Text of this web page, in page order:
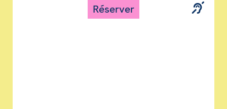
Réserver